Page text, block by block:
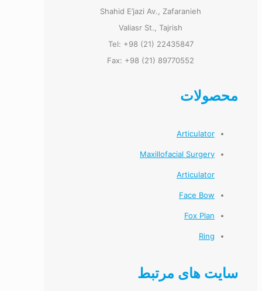
Shahid E’jazi Av., Zafaranieh
Valiasr St., Tajrish
Tel: +98 (21) 22435847
Fax: +98 (21) 89770552
محصولات
Articulator
Maxillofacial Surgery
Articulator
Face Bow
Fox Plan
Ring
سایت های مرتبط